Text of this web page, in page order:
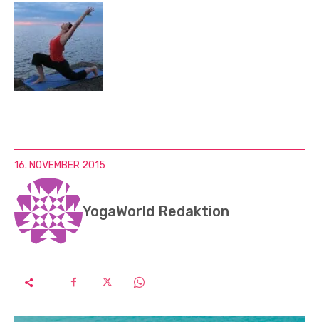
16. NOVEMBER 2015
YogaWorld Redaktion